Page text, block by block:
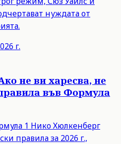
нуждата от
г.
не ви харесва, не
във Формула
1 Нико Хюлкенберг
правила за 2026 г.,